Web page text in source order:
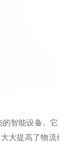
智能设备。
大提高了物